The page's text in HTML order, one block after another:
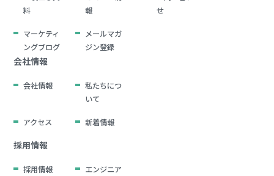
料
報
マーケティ
ングブログ
メールマガ
ジン登録
せ
会社情報
会社情報
私たちにつ
いて
アクセス 新着情報
採用情報
採用情報
エンジニア